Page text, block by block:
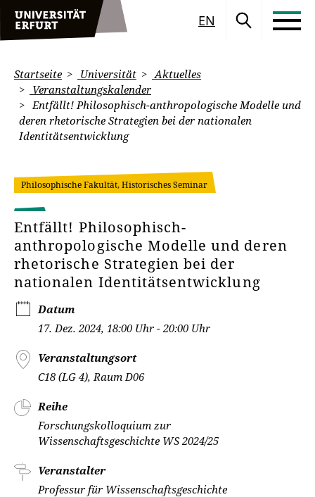
EN
Startseite Universität
Aktuelles
Veranstaltungskalender
Entfällt! Philosophisch-anthropologische Modelle und
deren rhetorische Strategien bei der nationalen
Identitätsentwicklung
Philosophische Fakultät, Historisches Seminar
Entfällt! Philosophisch-
anthropologische Modelle und deren
rhetorische Strategien bei der
nationalen Identitätsentwicklung
Datum
17. Dez. 2024, 18:00 Uhr - 20:00 Uhr
Veranstaltungsort
C18 (LG 4), Raum D06
Reihe
Forschungskolloquium zur
Wissenschaftsgeschichte WS 2024/25
Veranstalter
Professur für Wissenschaftsgeschichte